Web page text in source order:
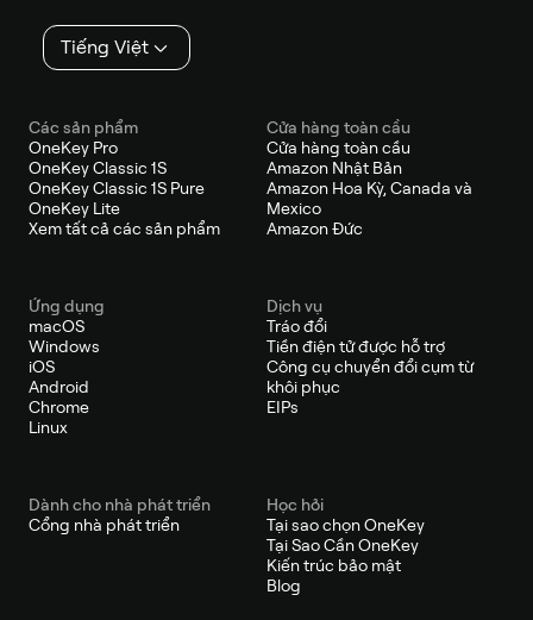
Tiếng Việt
Các sản phẩm
OneKey Pro
OneKey Classic 1S
OneKey Classic 1S Pure
OneKey Lite
Xem tất cả các sản phẩm
Cửa hàng toàn cầu
Cửa hàng toàn cầu
Amazon Nhật Bản
Amazon Hoa Kỳ, Canada và
Mexico
Amazon Đức
Ứng dụng
macOS
Windows
iOS
Android
Chrome
Linux
Dịch vụ
Tráo đổi
Tiền điện tử được hỗ trợ
Công cụ chuyển đổi cụm từ
khôi phục
EIPs
Dành cho nhà phát triển
Cổng nhà phát triển
Học hỏi
Tại sao chọn OneKey
Tại Sao Cần OneKey
Kiến trúc bảo mật
Blog